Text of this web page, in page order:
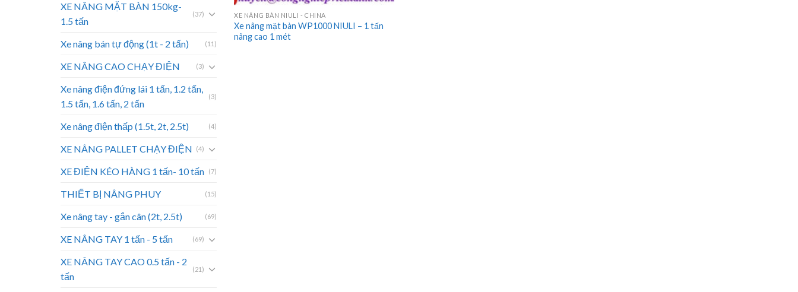
XE NÂNG MẶT BÀN 150kg-
1.5 tấn
(37)
Xe nâng bán tự động (1t - 2 tấn) (11)
XE NÂNG CAO CHẠY ĐIỆN (3)
Xe nâng điện đứng lái 1 tấn, 1.2 tấn,
1.5 tấn, 1.6 tấn, 2 tấn
(3)
Xe nâng điện thấp (1.5t, 2t, 2.5t) (4)
XE NÂNG PALLET CHẠY ĐIỆN (4)
XE ĐIỆN KÉO HÀNG 1 tấn- 10 tấn (7)
THIẾT BỊ NÂNG PHUY (15)
Xe nâng tay - gắn cân (2t, 2.5t) (69)
XE NÂNG TAY 1 tấn - 5 tấn (69)
XE NÂNG TAY CAO 0.5 tấn - 2
tấn
(21)
XE NÂNG BÀN NIULI - CHINA
Xe nâng mặt bàn WP1000 NIULI – 1 tấn
nâng cao 1 mét